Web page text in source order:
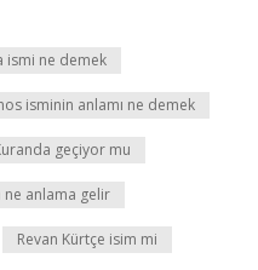
ismi ne demek
isminin anlamı ne demek
geçiyor mu
ne anlama gelir
Revan Kürtçe isim mi